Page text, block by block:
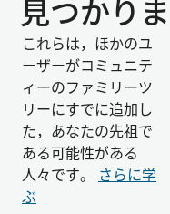
見つかり
これらは，ほかのユ
ーザーがコミュニテ
ィーのファミリーツ
リーにすでに追加し
た，あなたの先祖で
ある可能性がある
人々です。 さらに学
ぶ